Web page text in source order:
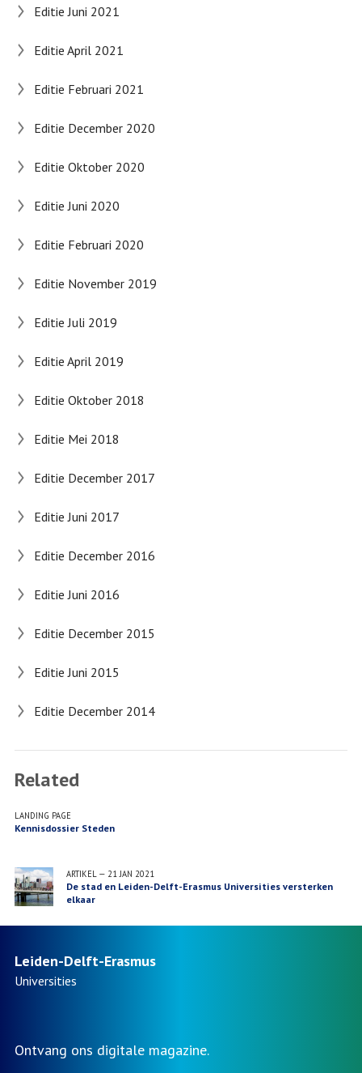
Editie Juni 2021
Editie April 2021
Editie Februari 2021
Editie December 2020
Editie Oktober 2020
Editie Juni 2020
Editie Februari 2020
Editie November 2019
Editie Juli 2019
Editie April 2019
Editie Oktober 2018
Editie Mei 2018
Editie December 2017
Editie Juni 2017
Editie December 2016
Editie Juni 2016
Editie December 2015
Editie Juni 2015
Editie December 2014
Related
LANDING PAGE
Kennisdossier Steden
ARTIKEL— 21 JAN 2021
De stad en Leiden-Delft-Erasmus Universities versterken
elkaar
Leiden-Delft-Erasmus
Universities
Ontvang ons digitale magazine.